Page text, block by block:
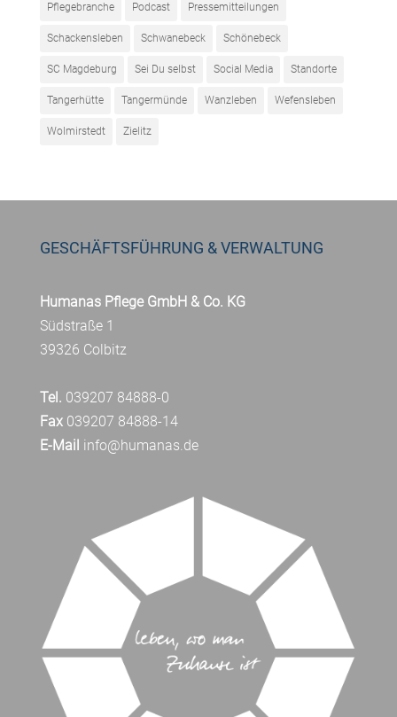
Pflegebranche Podcast Pressemitteilungen
Schackensleben Schwanebeck Schönebeck
SC Magdeburg Sei Du selbst Social Media Standorte
Tangerhütte Tangermünde Wanzleben Wefensleben
Wolmirstedt Zielitz
GESCHÄFTSFÜHRUNG & VERWALTUNG
Humanas Pflege GmbH & Co. KG
Südstraße 1
39326 Colbitz
Tel. 039207 84888-0
Fax039207 84888-14
E-Mail info@humanas.de